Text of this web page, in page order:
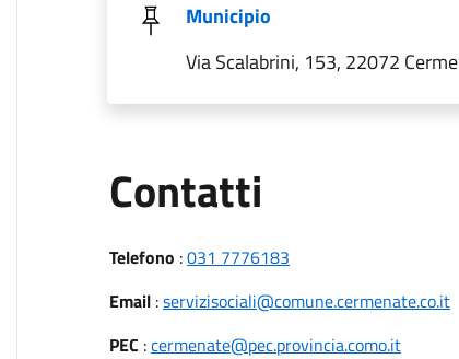
Municipio
Via Scalabrini, 153, 22072
Contatti
Telefono :031 7776183
Email:servizisociali@comune.cermenate.co.it
PEC :cermenate@pec.provincia.como.it